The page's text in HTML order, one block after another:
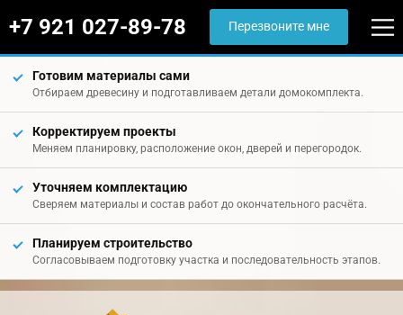
+7 921 027-89-78 Перезвоните мне
Готовим материалы сами
Отбираем древесину и подготавливаем детали домокомплекта.
Корректируем проекты
Меняем планировку, расположение окон, дверей и перегородок.
Уточняем комплектацию
Сверяем материалы и состав работ до окончательного расчёта.
Планируем строительство
Согласовываем подготовку участка и последовательность этапов.